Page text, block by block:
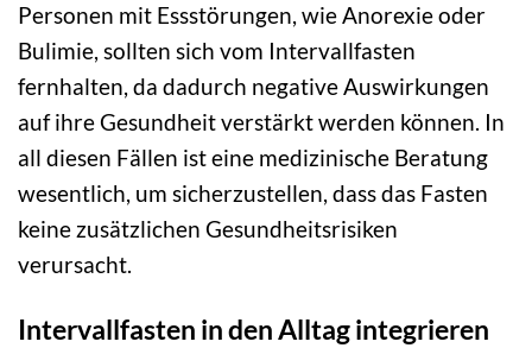
Personen mit Essstörungen, wie Anorexie oder
Bulimie, sollten sich vom Intervallfasten
fernhalten, da dadurch negative Auswirkungen
auf ihre Gesundheit verstärkt werden können. In
all diesen Fällen ist eine medizinische Beratung
wesentlich, um sicherzustellen, dass das Fasten
keine zusätzlichen Gesundheitsrisiken
verursacht.
Intervallfasten in den Alltag integrieren